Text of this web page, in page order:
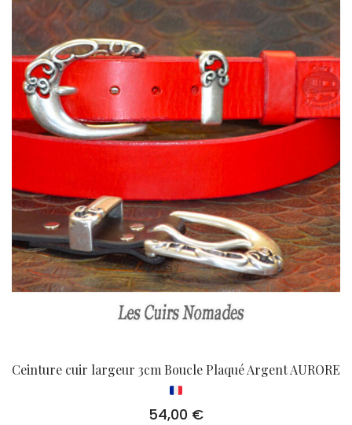
Ceinture cuir largeur 3cm Boucle Plaqué Argent AURORE
54,00 €